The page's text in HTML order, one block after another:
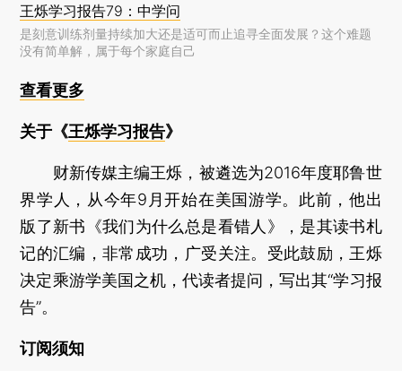
王烁学习报告79：中学问
是刻意训练剂量持续加大还是适可而止追寻全面发展？这个难题
没有简单解，属于每个家庭自己
查看更多
关于《王烁学习报告》
财新传媒主编王烁，被遴选为2016年度耶鲁世
界学人，从今年9月开始在美国游学。此前，他出
版了新书《我们为什么总是看错人》，是其读书札
记的汇编，非常成功，广受关注。受此鼓励，王烁
决定乘游学美国之机，代读者提问，写出其“学习报
告”。
订阅须知